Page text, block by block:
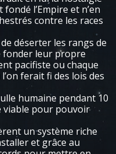
l’Empire et n’en
contre les races
déserter les rangs de
fonder leur propre
pacifiste ou chaque
ferait fi des lois des
humaine pendant 10
viable pour pouvoir
un système riche
et grâce au